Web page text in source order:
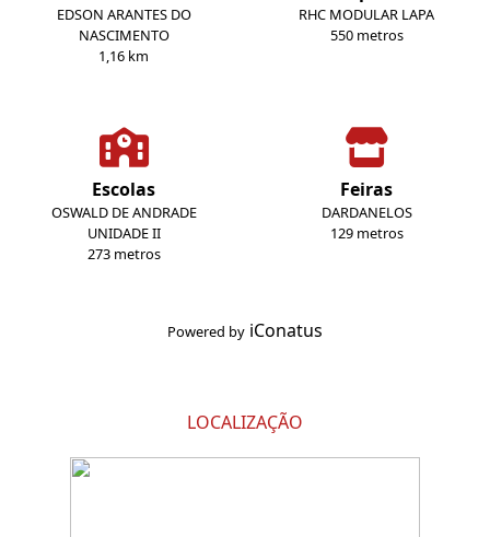
EDSON ARANTES DO
NASCIMENTO
1,16 km
RHC MODULAR LAPA
550 metros
Escolas
OSWALD DE ANDRADE
UNIDADE II
273 metros
Feiras
DARDANELOS
129 metros
Powered by iConatus
LOCALIZAÇÃO